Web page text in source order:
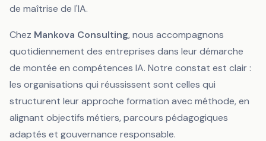
de maîtrise de l'IA.
Chez Mankova Consulting, nous accompagnons
quotidiennement des entreprises dans leur démarche
de montée en compétences IA. Notre constat est clair :
les organisations qui réussissent sont celles qui
structurent leur approche formation avec méthode, en
alignant objectifs métiers, parcours pédagogiques
adaptés et gouvernance responsable.